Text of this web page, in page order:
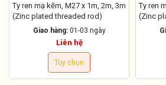
Ty ren mạ kẽm, M27 x 1m, 2m, 3m
(Zinc plated threaded rod)
Giao hàng: 01-03 ngày
Liên hệ
Tùy chọn
Ty ren
(Zinc